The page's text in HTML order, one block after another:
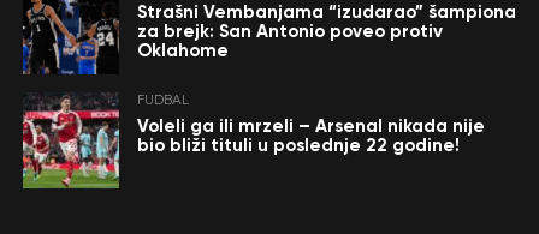
Strašni Vembanjama “izudarao” šampiona
za brejk: San Antonio poveo protiv
Oklahome
FUDBAL
Voleli ga ili mrzeli – Arsenal nikada nije
bio bliži tituli u poslednje 22 godine!